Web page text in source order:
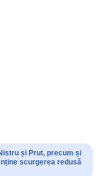
și Prut, precum și
scurgerea redusă